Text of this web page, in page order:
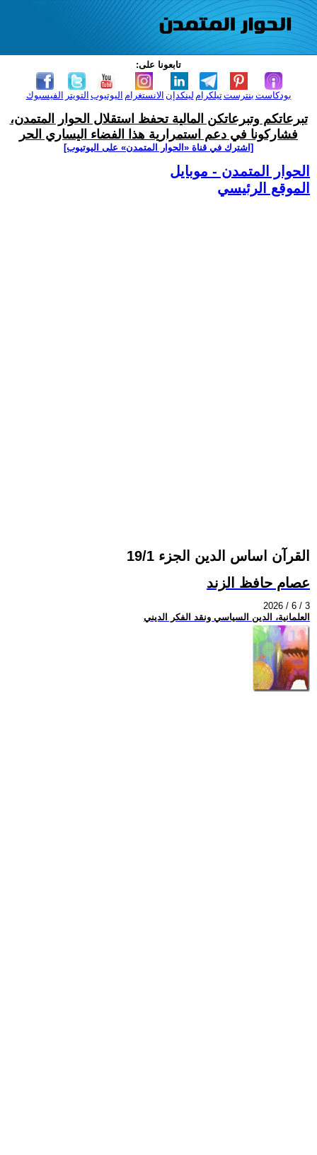
تابعونا على:
الفيسبوك التويتر اليوتيوب الانستغرام لينكدإن تيلكرامبنترست بودكاست
تبرعاتكم وتبرعاتكن المالية تحفظ استقلال الحوار المتمدن،
فشاركونا في دعم استمرارية هذا الفضاء اليساري الحر
[اشترك في قناة ‫«الحوار المتمدن» على اليوتيوب]
الحوار المتمدن - موبايل
الموقع الرئيسي
القرآن اساس الدين الجزء 19/1
عصام حافظ الزند
2026 / 6 / 3
العلمانية، الدين السياسي ونقد الفكر الديني